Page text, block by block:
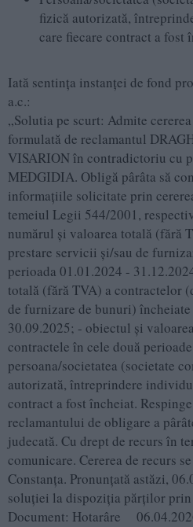
fizică autorizată,
care fiecare contract a fost
Iată sentința instanței de fond
a.c.:
„Solutia pe scurt: Admite
formulată de reclamantul
VISARION în contradictoriu cu
MEDGIDIA. Obligă pârâta să
informaţiile solicitate prin
temeiul Legii 544/2001,
numărul şi valoarea totală (fără
prestare servicii şi/sau de
perioada 01.01.2024 -
totală (fără TVA) a contractelor
de furnizare de bunuri)
30.09.2025; - obiectul şi
contractele în cele două
persoana/societatea (societate
autorizată, întreprindere
contract a fost încheiat.
reclamantului de obligare a
judecată. Cu drept de recurs în
comunicare. Cererea de recurs
Constanţa. Pronunţată astăzi,
soluţiei la dispoziţia părţilor
Document: Hotarâre